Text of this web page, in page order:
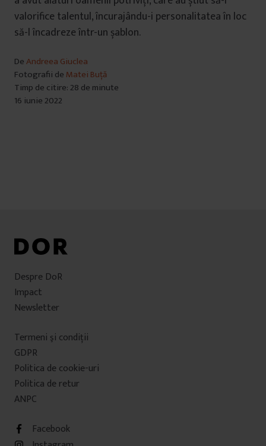
valorifice talentul, încurajându-i personalitatea în loc
să-l încadreze într-un șablon.
DeAndreea Giuclea
Fotografii de Matei Buță
Timp de citire: 28 de minute
16 iunie 2022
Despre DoR
Impact
Newsletter
Termeni şi condiţii
GDPR
Politica de cookie-uri
Politica de retur
ANPC
Facebook